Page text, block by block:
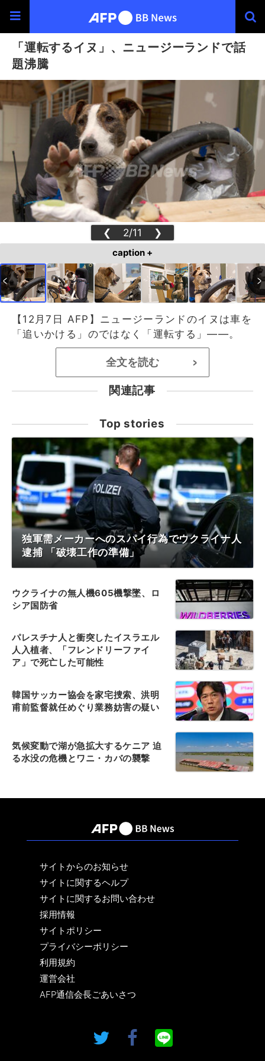
「運転するイヌ」、ニュージーランドで話
題沸騰
❮ 2/11 ❯
caption +
【12月7日 AFP】ニュージーランドのイヌは車を
「追いかける」のではなく「運転する」――。
全文を読む >
関連記事
Top stories
独軍需メーカーへのスパイ行為でウクライナ人
逮捕 「破壊工作の準備」
ウクライナの無人機605機撃墜、ロ
シア国防省
パレスチナ人と衝突したイスラエル
人入植者、「フレンドリーファイ
ア」で死亡した可能性
韓国サッカー協会を家宅捜索、洪明
甫前監督就任めぐり業務妨害の疑い
気候変動で湖が急拡大するケニア 迫
る水没の危機とワニ・カバの襲撃
サイトからのお知らせ
サイトに関するヘルプ
サイトに関するお問い合わせ
採用情報
サイトポリシー
プライバシーポリシー
利用規約
運営会社
AFP通信会長ごあいさつ